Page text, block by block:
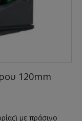
120mm
με πράσινο